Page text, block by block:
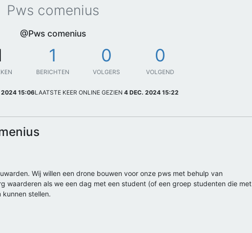
Pws comenius
@Pws comenius
1
BERICHTEN
0
VOLGERS
0
VOLGEND
2024 15:06LAATSTE KEER ONLINE GEZIEN 4 DEC. 2024 15:22
Wij willen een drone bouwen voor onze pws met behulp van
waarderen als we een dag met een student (of een groep studenten die met
stellen.